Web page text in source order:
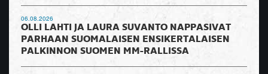
06.08.2026
OLLI LAHTI JA LAURA SUVANTO NAPPASIVAT
PARHAAN SUOMALAISEN ENSIKERTALAISEN
PALKINNON SUOMEN MM-RALLISSA